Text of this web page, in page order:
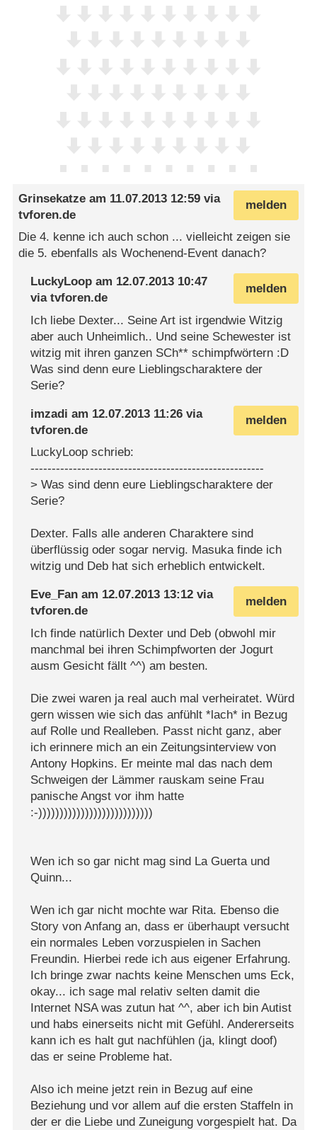
melden
Grinsekatze am 11.07.2013 12:59 via
tvforen.de
Die 4. kenne ich auch schon ... vielleicht zeigen sie
die 5. ebenfalls als Wochenend-Event danach?
melden
LuckyLoop am 12.07.2013 10:47
viatvforen.de
Ich liebe Dexter... Seine Art ist irgendwie Witzig
aber auch Unheimlich.. Und seine Schewester ist
witzig mit ihren ganzen SCh** schimpfwörtern :D
Was sind denn eure Lieblingscharaktere der
Serie?
melden
imzadi am 12.07.2013 11:26 via
tvforen.de
LuckyLoop schrieb:
-------------------------------------------------------
> Was sind denn eure Lieblingscharaktere der
Serie?
Dexter. Falls alle anderen Charaktere sind
überflüssig oder sogar nervig. Masuka finde ich
witzig und Deb hat sich erheblich entwickelt.
melden
Eve_Fan am 12.07.2013 13:12 via
tvforen.de
Ich finde natürlich Dexter und Deb (obwohl mir
manchmal bei ihren Schimpfworten der Jogurt
ausm Gesicht fällt ^^) am besten.
Die zwei waren ja real auch mal verheiratet. Würd
gern wissen wie sich das anfühlt *lach* in Bezug
auf Rolle und Realleben. Passt nicht ganz, aber
ich erinnere mich an ein Zeitungsinterview von
Antony Hopkins. Er meinte mal das nach dem
Schweigen der Lämmer rauskam seine Frau
panische Angst vor ihm hatte
:-)))))))))))))))))))))))))))
Wen ich so gar nicht mag sind La Guerta und
Quinn...
Wen ich gar nicht mochte war Rita. Ebenso die
Story von Anfang an, dass er überhaupt versucht
ein normales Leben vorzuspielen in Sachen
Freundin. Hierbei rede ich aus eigener Erfahrung.
Ich bringe zwar nachts keine Menschen ums Eck,
okay... ich sage mal relativ selten damit die
Internet NSA was zutun hat ^^, aber ich bin Autist
und habs einerseits nicht mit Gefühl. Andererseits
kann ich es halt gut nachfühlen (ja, klingt doof)
das er seine Probleme hat.
Also ich meine jetzt rein in Bezug auf eine
Beziehung und vor allem auf die ersten Staffeln in
der er die Liebe und Zuneigung vorgespielt hat. Da